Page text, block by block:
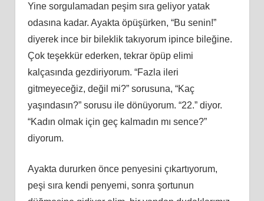
Yine sorgulamadan peşim sıra geliyor yatak
odasına kadar. Ayakta öpüşürken, “Bu senin!”
diyerek ince bir bileklik takıyorum ipince bileğine.
Çok teşekkür ederken, tekrar öpüp elimi
kalçasında gezdiriyorum. “Fazla ileri
gitmeyeceğiz, değil mi?” sorusuna, “Kaç
yaşındasın?” sorusu ile dönüyorum. “22.” diyor.
“Kadın olmak için geç kalmadın mı sence?”
diyorum.
Ayakta dururken önce penyesini çıkartıyorum,
peşi sıra kendi penyemi, sonra şortunun